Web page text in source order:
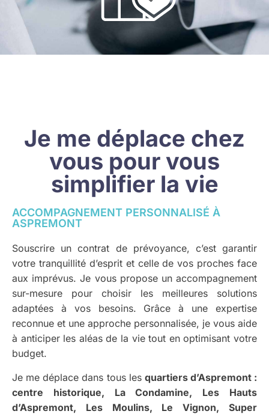
Je me déplace chez
vous pour vous
simplifier la vie
ACCOMPAGNEMENT PERSONNALISÉ À
ASPREMONT
Souscrire un contrat de prévoyance, c’est garantir
votre tranquillité d’esprit et celle de vos proches face
aux imprévus. Je vous propose un accompagnement
sur-mesure pour choisir les meilleures solutions
adaptées à vos besoins. Grâce à une expertise
reconnue et une approche personnalisée, je vous aide
à anticiper les aléas de la vie tout en optimisant votre
budget.
Je me déplace dans tous les quartiers d’Aspremont :
centre historique, La Condamine, Les Hauts
d’Aspremont, Les Moulins, Le Vignon, Super